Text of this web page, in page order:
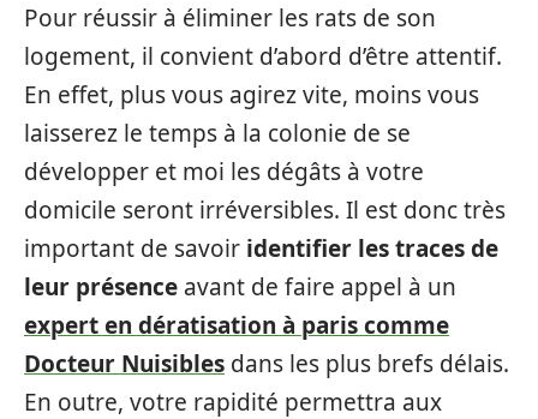
Pour réussir à éliminer les rats de son
logement, il convient d’abord d’être attentif.
En effet, plus vous agirez vite, moins vous
laisserez le temps à la colonie de se
développer et moi les dégâts à votre
domicile seront irréversibles. Il est donc très
important de savoir identifier les traces de
leur présence avant de faire appel à un
expert en dératisation à paris comme
Docteur Nuisibles dans les plus brefs délais.
En outre, votre rapidité permettra aux